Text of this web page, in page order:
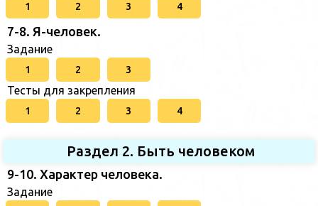
1 2 3 4
7-8. Я-человек.
Задание
1 2 3
Тесты для закрепления
1 2 3 4
Раздел 2. Быть человеком
9-10. Характер человека.
Задание